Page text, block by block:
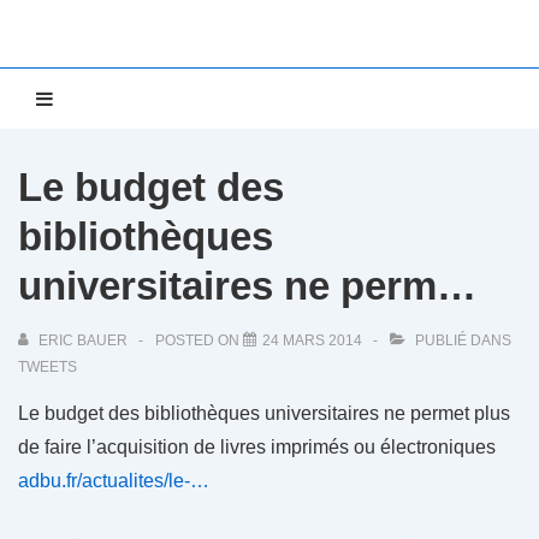
Le budget des
bibliothèques
universitaires ne perm…
ERIC BAUER POSTED ON 24 MARS 2014
PUBLIÉ DANS
TWEETS
Le budget des bibliothèques universitaires ne permet plus
de faire l’acquisition de livres imprimés ou électroniques
adbu.fr/actualites/le-…